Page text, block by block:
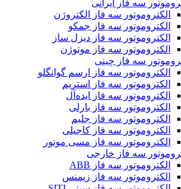
سه فاز ایرانی
الکتروموتور سه فاز الکتروژن
الکتروموتور سه فاز جمکو
الکتروموتور سه فاز دیزل ساز
الکتروموتور سه فاز موتوژن
سه فاز چینی
الکتروموتور سه فاز ارسم گوانگلو
الکتروموتور سه فاز استریم
الکتروموتور سه فاز ایده‌آل
الکتروموتور سه فاز بارلی
الکتروموتور سه فاز جلیم
الکتروموتور سه فاز کاجیلی
الکتروموتور سه فاز مسی موتور
سه فاز خارجی
الکتروموتور سه فاز ABB
الکتروموتور سه فاز زیمنس